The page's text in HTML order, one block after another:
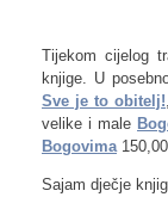
Tijekom cijelog
knjige. U
Sve je to obitelj!,
velike i male
Bogovima
Sajam dječje